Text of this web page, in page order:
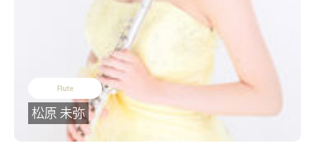
Flute
松原 未弥